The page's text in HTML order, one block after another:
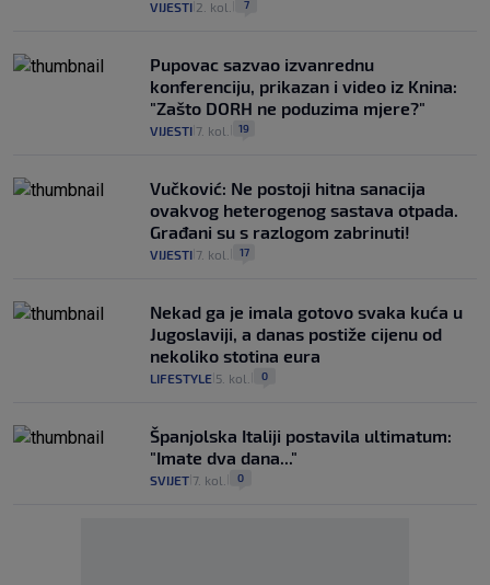
VIJESTI 2. kol. 7
Pupovac sazvao izvanrednu
konferenciju, prikazan i video iz Knina:
"Zašto DORH ne poduzima mjere?"
VIJESTI 7. kol. 19
Vučković: Ne postoji hitna sanacija
ovakvog heterogenog sastava otpada.
Građani su s razlogom zabrinuti!
VIJESTI 7. kol. 17
Nekad ga je imala gotovo svaka kuća u
Jugoslaviji, a danas postiže cijenu od
nekoliko stotina eura
LIFESTYLE 5. kol. 0
Španjolska Italiji postavila ultimatum:
"Imate dva dana..."
SVIJET 7. kol. 0